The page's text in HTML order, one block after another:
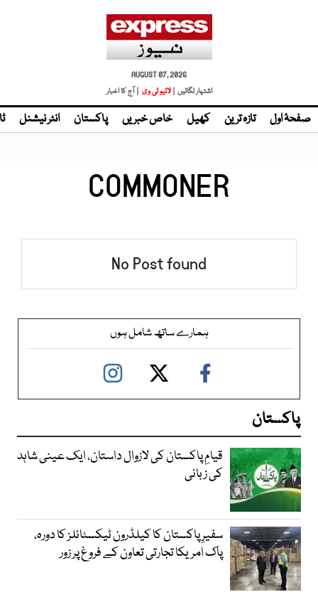
AUGUST 07, 2026
اشتہار لگائیں | لائیو ٹی وی | آج کا اخبار
صفحۂ اول تازہ ترین کھیل خاص خبریں پاکستان انٹر نیشنل
COMMONER
No Post found
ہمارے ساتھ شامل ہوں
پاکستان
قیامِ پاکستان کی لازوال داستان، ایک عینی شاہد
کی زبانی
سفیرِ پاکستان کا کیلڈرون ٹیکسٹائلز کا دورہ،
پاک امریکا تجارتی تعاون کے فروغ پر زور